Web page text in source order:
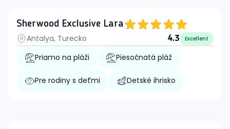
Sherwood Exclusive Lara
Antalya, Turecko
4.3 Excellent
Priamo na pláži Piesočnatá pláž
Pre rodiny s deťmi Detské ihrisko